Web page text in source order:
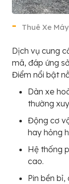
Thuê Xe
Dịch vụ cung
mã, đáp ứng
Điểm nổi bật
Dàn xe
thường
Động cơ
hay hỏng
Hệ thống
cao.
Pin bền